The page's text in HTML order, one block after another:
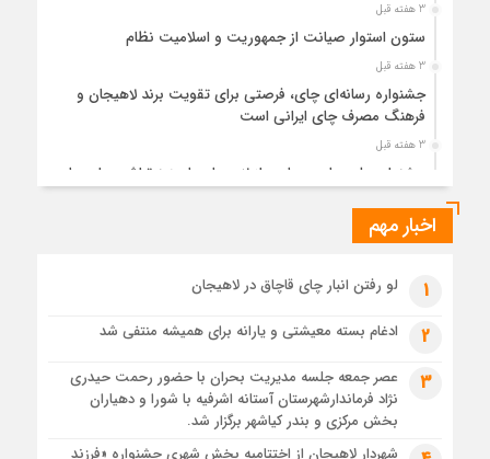
3 هفته قبل
ستون استوار صیانت از جمهوریت و اسلامیت نظام
3 هفته قبل
جشنواره رسانه‌ای چای، فرصتی برای تقویت برند لاهیجان و
فرهنگ مصرف چای ایرانی است
3 هفته قبل
جشنواره ملی چای، حمایت از لاهیجان یا هزینه‌تراشی برای چای
1 ماه قبل
1 ماه قبل
رئوف
تصاویر هوایی مراسم تشییع پیکر مطهر آقای شهید ایران – مشهد
مراسم تشییع پیکر مطهر آقای شهید ایران – مشهد
اخبار مهم
1 لو رفتن انبار چای قاچاق در لاهیجان
2 ادغام بسته معیشتی و یارانه برای همیشه منتفی شد
3
عصر جمعه جلسه مدیریت بحران با حضور رحمت حیدری
نژاد فرماندارشهرستان آستانه اشرفیه با شورا و دهیاران
بخش مرکزی و بندر کیاشهر برگزار شد.